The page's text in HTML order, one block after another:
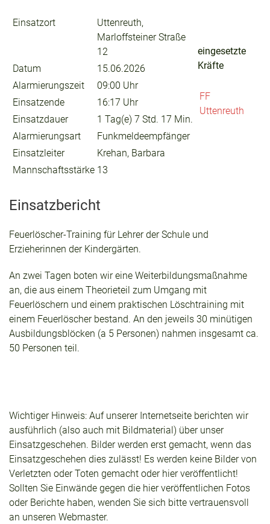
Einsatzort
Uttenreuth,
Marloffsteiner Straße
12
Datum
15.06.2026
Alarmierungszeit
09:00 Uhr
Einsatzende
16:17 Uhr
Einsatzdauer
1 Tag(e) 7 Std. 17 Min.
Alarmierungsart
Funkmeldeempfänger
Einsatzleiter
Krehan, Barbara
Mannschaftsstärke 13
eingesetzte
Kräfte
FF
Uttenreuth
Einsatzbericht
Feuerlöscher-Training für Lehrer der Schule und
Erzieherinnen der Kindergärten.
An zwei Tagen boten wir eine Weiterbildungsmaßnahme
an, die aus einem Theorieteil zum Umgang mit
Feuerlöschern und einem praktischen Löschtraining mit
einem Feuerlöscher bestand. An den jeweils 30 minütigen
Ausbildungsblöcken (a 5 Personen) nahmen insgesamt ca.
50 Personen teil.
Wichtiger Hinweis: Auf unserer Internetseite berichten wir
ausführlich (also auch mit Bildmaterial) über unser
Einsatzgeschehen. Bilder werden erst gemacht, wenn das
Einsatzgeschehen dies zulässt! Es werden keine Bilder von
Verletzten oder Toten gemacht oder hier veröffentlicht!
Sollten Sie Einwände gegen die hier veröffentlichen Fotos
oder Berichte haben, wenden Sie sich bitte vertrauensvoll
an unseren Webmaster.